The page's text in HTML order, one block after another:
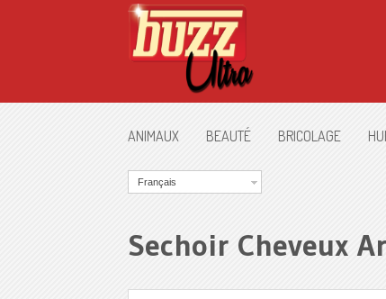
ANIMAUX BEAUTÉ BRICOLAGE
Français
Sechoir Cheveux